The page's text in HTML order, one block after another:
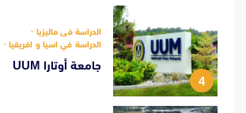
4
الدراسة فى ماليزيا
الدراسة في اسيا و افريقيا
جامعة أوتارا UUM